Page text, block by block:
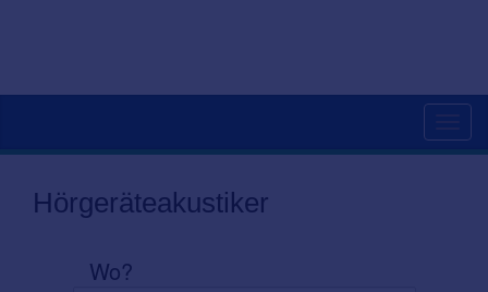
Hörgeräteakustiker
Wo?